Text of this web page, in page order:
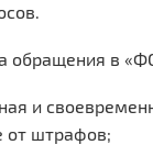
обращения в
и
от штрафов;